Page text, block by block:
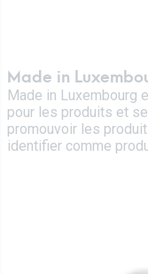
Made in
Made in Luxembourg
pour les produits et
promouvoir les
identifier comme